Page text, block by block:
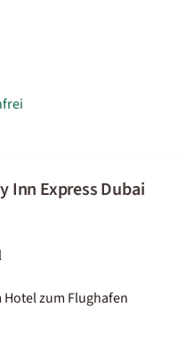
Inn Express Dubai
zum Flughafen